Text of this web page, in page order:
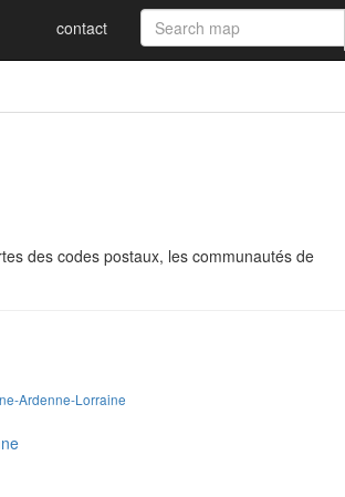
contact
des codes postaux, les communautés de
Ardenne-Lorraine